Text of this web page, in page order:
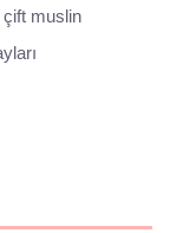
muslin